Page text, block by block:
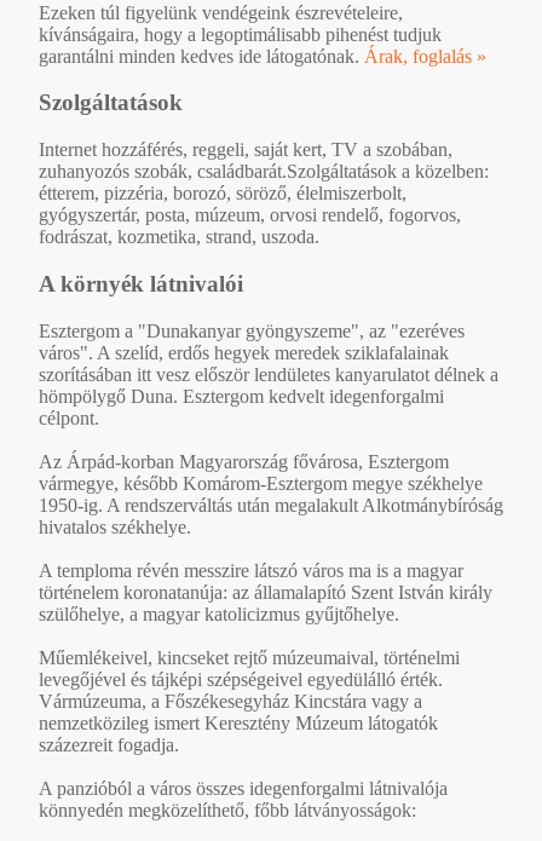
Ezeken túl figyelünk vendégeink észrevételeire,
kívánságaira, hogy a legoptimálisabb pihenést tudjuk
garantálni minden kedves ide látogatónak. Árak, foglalás »
Szolgáltatások
Internet hozzáférés, reggeli, saját kert, TV a szobában,
zuhanyozós szobák, családbarát.Szolgáltatások a közelben:
étterem, pizzéria, borozó, söröző, élelmiszerbolt,
gyógyszertár, posta, múzeum, orvosi rendelő, fogorvos,
fodrászat, kozmetika, strand, uszoda.
A környék látnivalói
Esztergom a "Dunakanyar gyöngyszeme", az "ezeréves
város". A szelíd, erdős hegyek meredek sziklafalainak
szorításában itt vesz először lendületes kanyarulatot délnek a
hömpölygő Duna. Esztergom kedvelt idegenforgalmi
célpont.
Az Árpád-korban Magyarország fővárosa, Esztergom
vármegye, később Komárom-Esztergom megye székhelye
1950-ig. A rendszerváltás után megalakult Alkotmánybíróság
hivatalos székhelye.
A temploma révén messzire látszó város ma is a magyar
történelem koronatanúja: az államalapító Szent István király
szülőhelye, a magyar katolicizmus gyűjtőhelye.
Műemlékeivel, kincseket rejtő múzeumaival, történelmi
levegőjével és tájképi szépségeivel egyedülálló érték.
Vármúzeuma, a Főszékesegyház Kincstára vagy a
nemzetközileg ismert Keresztény Múzeum látogatók
százezreit fogadja.
A panzióból a város összes idegenforgalmi látnivalója
könnyedén megközelíthető, főbb látványosságok: